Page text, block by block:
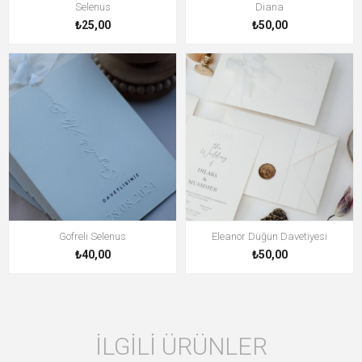
Selenus
₺25,00
Diana
₺50,00
Gofreli Selenus
₺40,00
Eleanor Düğün Davetiyesi
₺50,00
İLGILI ÜRÜNLER